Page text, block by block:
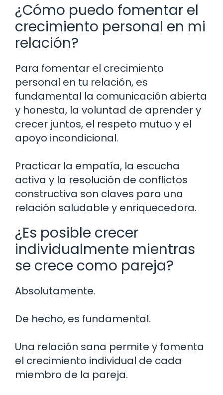
¿Cómo puedo fomentar el
crecimiento personal en mi
relación?
Para fomentar el crecimiento
personal en tu relación, es
fundamental la comunicación abierta
y honesta, la voluntad de aprender y
crecer juntos, el respeto mutuo y el
apoyo incondicional.
Practicar la empatía, la escucha
activa y la resolución de conflictos
constructiva son claves para una
relación saludable y enriquecedora.
¿Es posible crecer
individualmente mientras
se crece como pareja?
Absolutamente.
De hecho, es fundamental.
Una relación sana permite y fomenta
el crecimiento individual de cada
miembro de la pareja.